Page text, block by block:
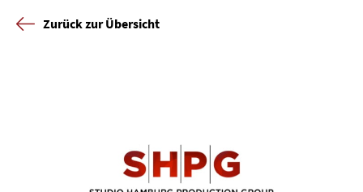
Zurück zur Übersicht